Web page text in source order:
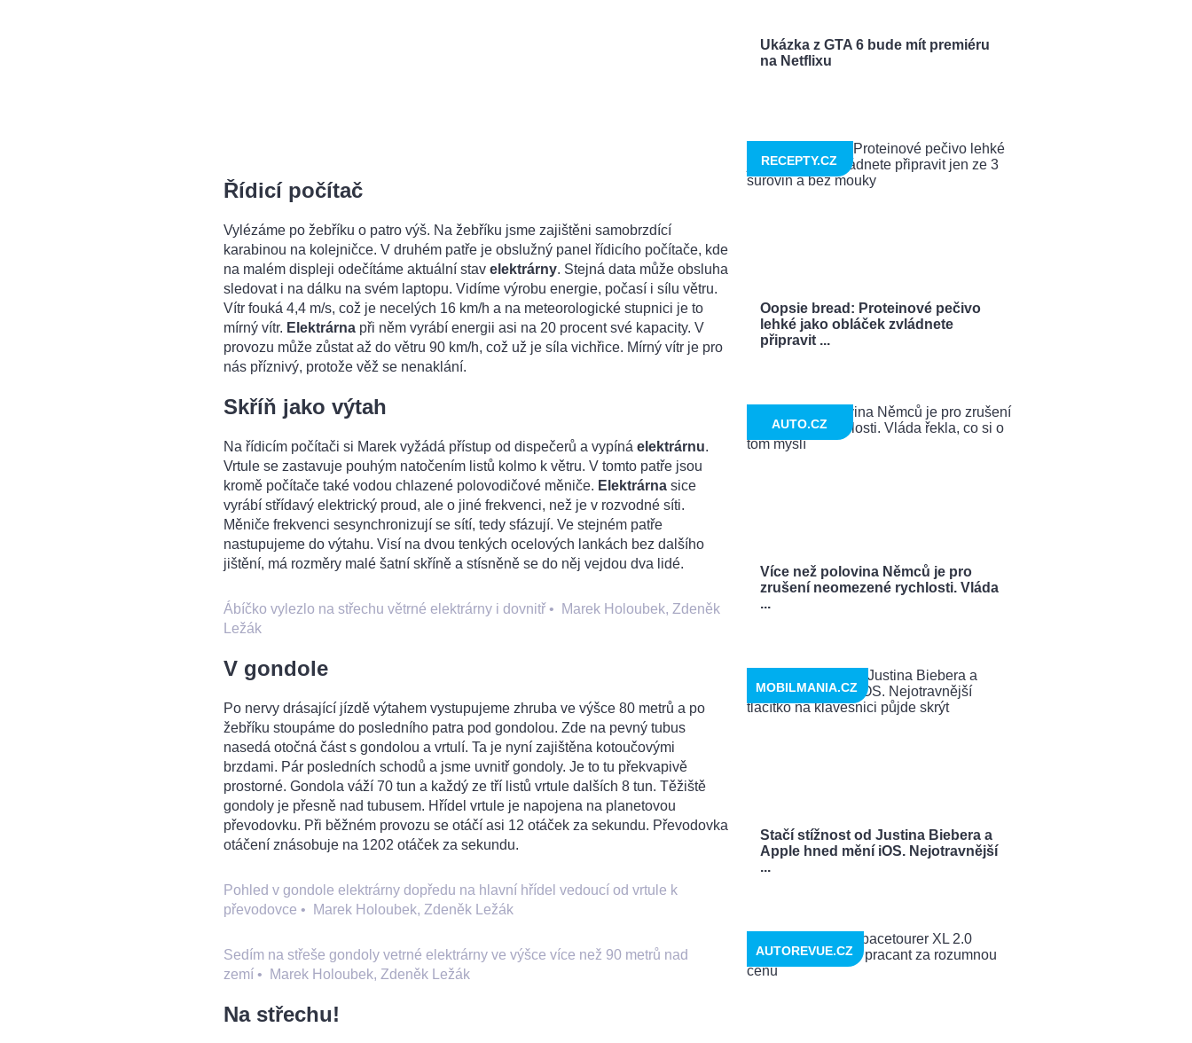
Řídicí počítač
Vylézáme po žebříku o patro výš. Na žebříku jsme zajištěni samobrzdící
karabinou na kolejničce. V druhém patře je obslužný panel řídicího počítače, kde
na malém displeji odečítáme aktuální stav elektrárny. Stejná data může obsluha
sledovat i na dálku na svém laptopu. Vidíme výrobu energie, počasí i sílu větru.
Vítr fouká 4,4 m/s, což je necelých 16 km/h a na meteorologické stupnici je to
mírný vítr. Elektrárna při něm vyrábí energii asi na 20 procent své kapacity. V
provozu může zůstat až do větru 90 km/h, což už je síla vichřice. Mírný vítr je pro
nás příznivý, protože věž se nenaklání.
Skříň jako výtah
Na řídicím počítači si Marek vyžádá přístup od dispečerů a vypíná elektrárnu.
Vrtule se zastavuje pouhým natočením listů kolmo k větru. V tomto patře jsou
kromě počítače také vodou chlazené polovodičové měniče. Elektrárna sice
vyrábí střídavý elektrický proud, ale o jiné frekvenci, než je v rozvodné síti.
Měniče frekvenci sesynchronizují se sítí, tedy sfázují. Ve stejném patře
nastupujeme do výtahu. Visí na dvou tenkých ocelových lankách bez dalšího
jištění, má rozměry malé šatní skříně a stísněně se do něj vejdou dva lidé.
Ábíčko vylezlo na střechu větrné elektrárny i dovnitř •
Marek Holoubek, Zdeněk
Ležák
V gondole
Po nervy drásající jízdě výtahem vystupujeme zhruba ve výšce 80 metrů a po
žebříku stoupáme do posledního patra pod gondolou. Zde na pevný tubus
nasedá otočná část s gondolou a vrtulí. Ta je nyní zajištěna kotoučovými
brzdami. Pár posledních schodů a jsme uvnitř gondoly. Je to tu překvapivě
prostorné. Gondola váží 70 tun a každý ze tří listů vrtule dalších 8 tun. Těžiště
gondoly je přesně nad tubusem. Hřídel vrtule je napojena na planetovou
převodovku. Při běžném provozu se otáčí asi 12 otáček za sekundu. Převodovka
otáčení znásobuje na 1202 otáček za sekundu.
Pohled v gondole elektrárny dopředu na hlavní hřídel vedoucí od vrtule k
převodovce • Marek Holoubek, Zdeněk Ležák
Sedím na střeše gondoly vetrné elektrárny ve výšce více než 90 metrů nad
zemí • Marek Holoubek, Zdeněk Ležák
Na střechu!
Ukázka z GTA 6 bude mít premiéru
na Netflixu
Oopsie bread: Proteinové pečivo
lehké jako obláček zvládnete
připravit ...
RECEPTY.CZ
Více než polovina Němců je pro
zrušení neomezené rychlosti. Vláda
...
AUTO.CZ
Stačí stížnost od Justina Biebera a
Apple hned mění iOS. Nejotravnější
...
MOBILMANIA.CZ
AUTOREVUE.CZ